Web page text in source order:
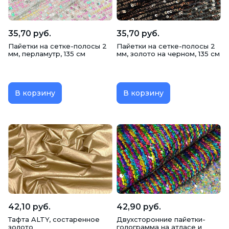
35,70 руб.
Пайетки на сетке-полосы 2
мм, перламутр, 135 см
В корзину
35,70 руб.
Пайетки на сетке-полосы 2
мм, золото на черном, 135 см
В корзину
42,10 руб.
Тафта ALTY, состаренное
золото
42,90 руб.
Двухсторонние пайетки-
голограмма на атласе и